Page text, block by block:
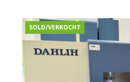
SOLD/VERKOCHT